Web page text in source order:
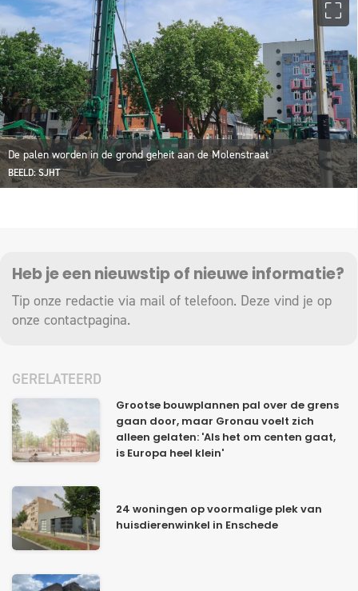
De palen worden in de grond geheit aan de Molenstraat
BEELD: SJHT
Heb je een nieuwstip of nieuwe informatie?
Tip onze redactie via mail of telefoon. Deze vind je op
onze contactpagina.
GERELATEERD
Grootse bouwplannen pal over de grens
gaan door, maar Gronau voelt zich
alleen gelaten: 'Als het om centen gaat,
is Europa heel klein'
24 woningen op voormalige plek van
huisdierenwinkel in Enschede